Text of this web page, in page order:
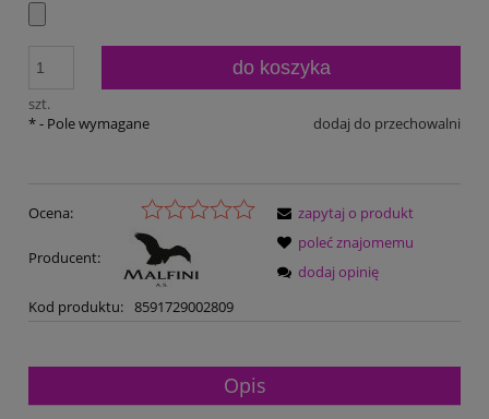
szt.
do koszyka
dodaj do przechowalni
*- Pole wymagane
Ocena:
Producent:
Kod produktu: 8591729002809
zapytaj o produkt
poleć znajomemu
dodaj opinię
Opis